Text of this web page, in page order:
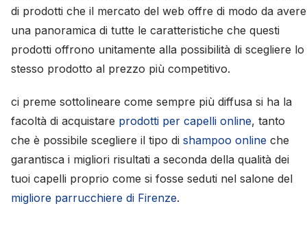
di prodotti che il mercato del web offre di modo da avere
una panoramica di tutte le caratteristiche che questi
prodotti offrono unitamente alla possibilità di scegliere lo
stesso prodotto al prezzo più competitivo.
ci preme sottolineare come sempre più diffusa si ha la
facoltà di acquistare prodotti per capelli online, tanto
che è possibile scegliere il tipo di shampoo online che
garantisca i migliori risultati a seconda della qualità dei
tuoi capelli proprio come si fosse seduti nel salone del
migliore parrucchiere di Firenze.